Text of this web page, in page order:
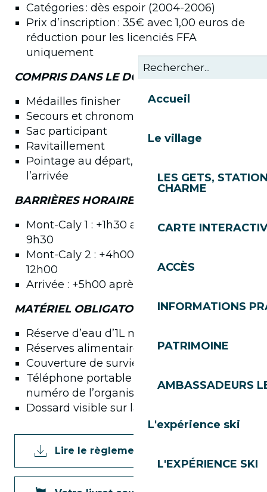
Accueil
Le village
LES GETS,
CHARME
CARTE
ACCÈS
INFORMATIONS
PATRIMOINE
AMBASSADEURS
L'expérience ski
L'EXPÉRIENCE SKI
Catégories : dès espoir (2004-2006)
Prix d’inscription : 35€ avec 1,00 euros de
réduction pour les licenciés FFA
uniquement
COMPRIS DANS LE DOSSARD :
Médailles finisher
Secours et chronométrage
Sac participant
Ravitaillement
Pointage au départ, au Mont Caly et à
l’arrivée
BARRIÈRES HORAIRES :
Mont-Caly 1 : +1h30 après le départ soit
9h30
Mont-Caly 2 : +4h00 après le départ soit
12h00
Arrivée : +5h00 après le départ soit 13h30
MATÉRIEL OBLIGATOIRE :
Réserve d’eau d’1L minimum
Réserves alimentaires
Couverture de survie
Téléphone portable chargé avec le
numéro de l’organisation et des secours
Dossard visible sur la poitrine
Lire le règlement